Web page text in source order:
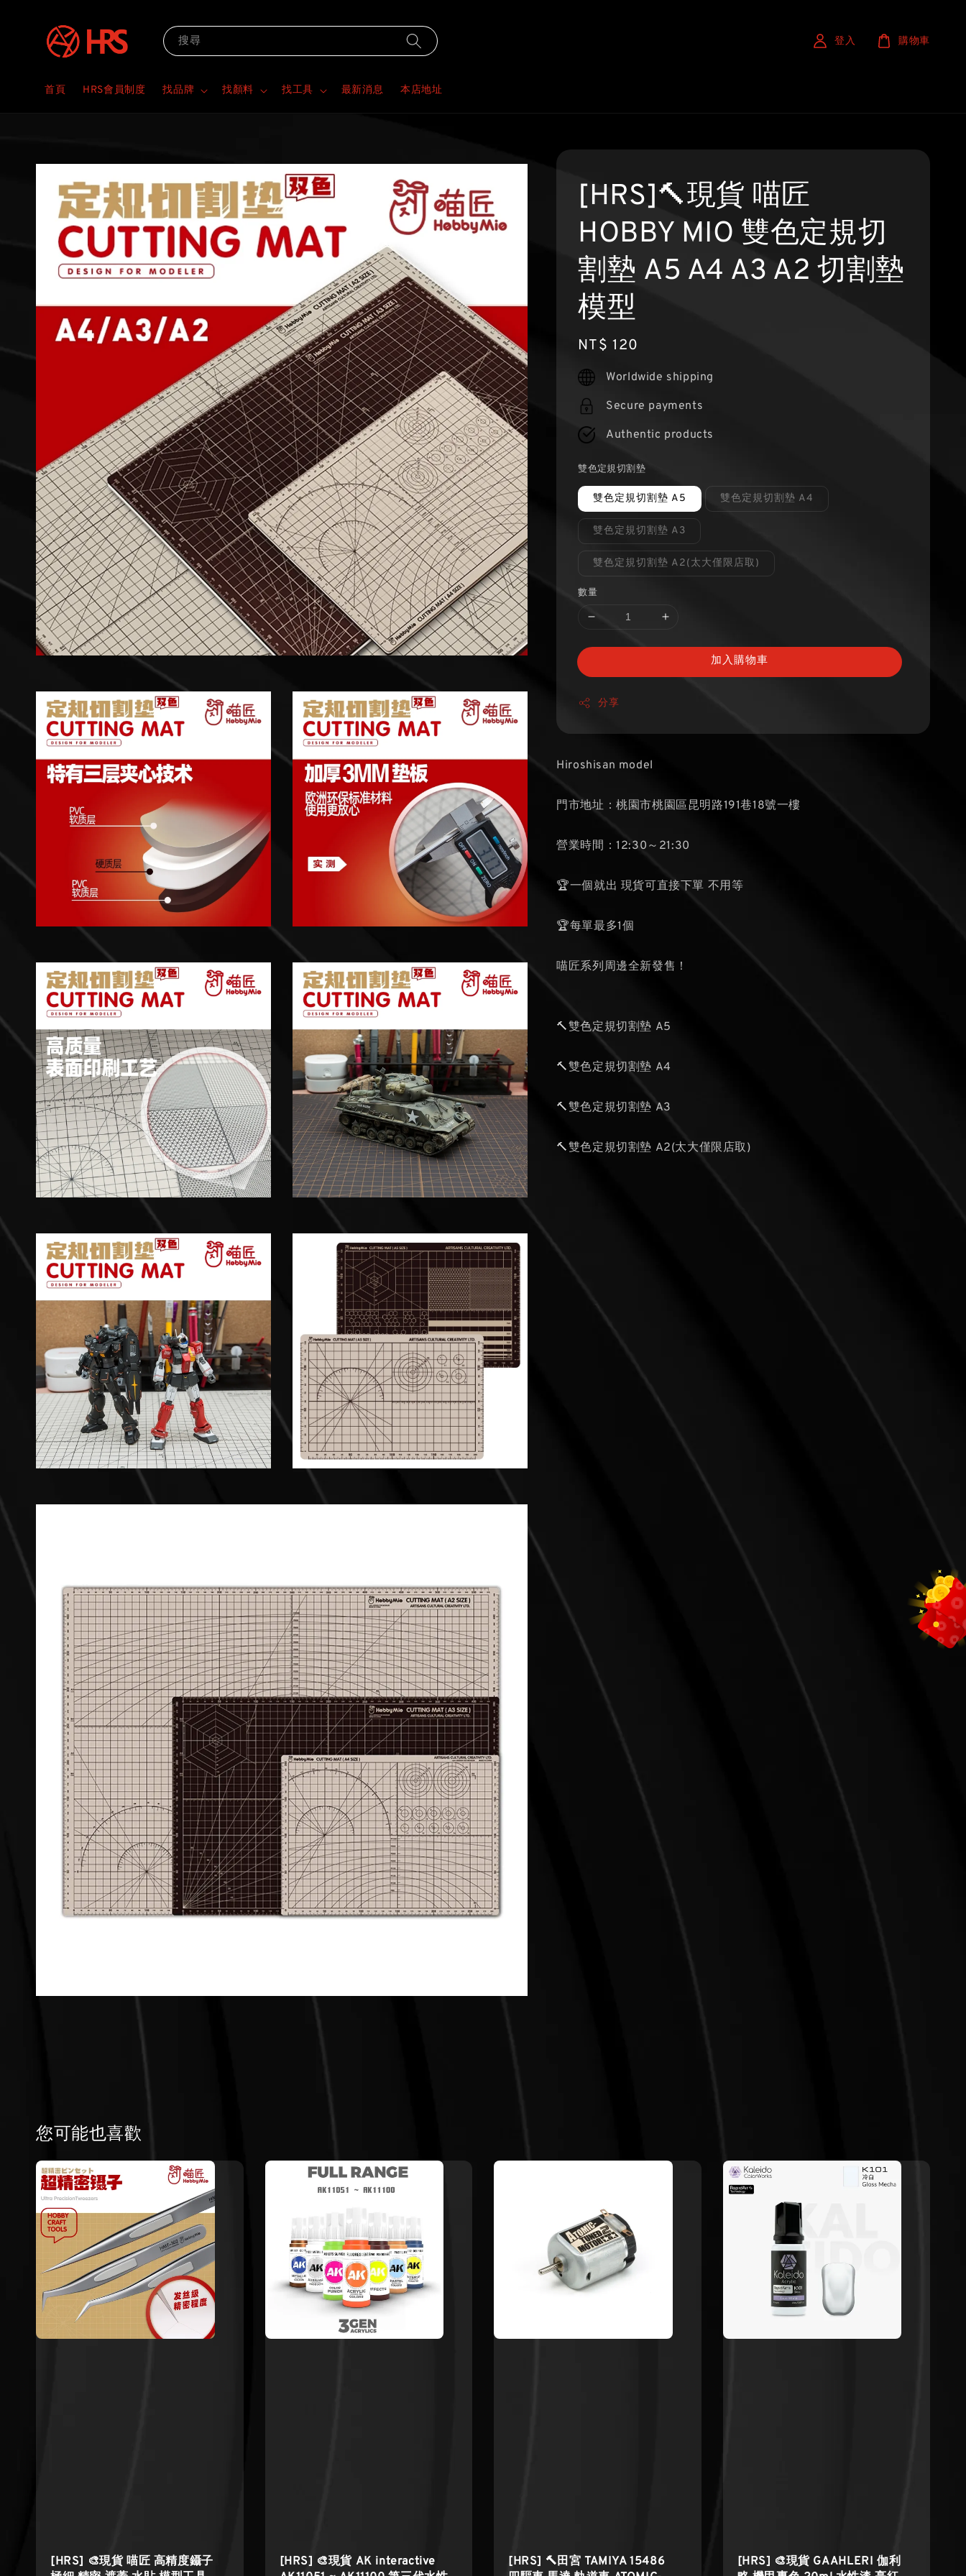
搜尋
首頁 HRS會員制度 找品牌 找顏料 找工具 最新消息 本店地址
登入 購物車
[HRS]🔨現貨 喵匠
HOBBY MIO 雙色定規切
割墊 A5 A4 A3 A2 切割墊
模型
Regular
price
NT$ 120
Worldwide shipping
Secure payments
Authentic products
雙色定規切割墊
雙色定規切割墊 A5 雙色定規切割墊 A4
雙色定規切割墊 A3
雙色定規切割墊 A2(太大僅限店取)
數量
加入購物車
分享
Hiroshisan model
門市地址：桃園市桃園區昆明路191巷18號一樓
營業時間：12:30～21:30
🏆一個就出 現貨可直接下單 不用等
🏆每單最多1個
喵匠系列周邊全新發售！
🔨雙色定規切割墊 A5
🔨雙色定規切割墊 A4
🔨雙色定規切割墊 A3
🔨雙色定規切割墊 A2(太大僅限店取)
您可能也喜歡
[HRS] 🎨現貨 喵匠 高精度鑷子
[HRS] 🎨現貨 AK interactive
[HRS] 🔨田宮 TAMIYA 15486
[HRS] 🎨現貨 GAAHLERI 伽利